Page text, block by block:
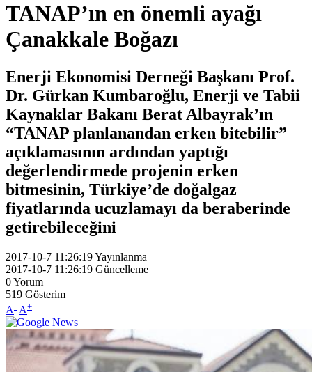
TANAP’ın en önemli ayağı
Çanakkale Boğazı
Enerji Ekonomisi Derneği Başkanı Prof.
Dr. Gürkan Kumbaroğlu, Enerji ve Tabii
Kaynaklar Bakanı Berat Albayrak’ın
“TANAP planlanandan erken bitebilir”
açıklamasının ardından yaptığı
değerlendirmede projenin erken
bitmesinin, Türkiye’de doğalgaz
fiyatlarında ucuzlamayı da beraberinde
getirebileceğini
2017-10-7 11:26:19Yayınlanma
2017-10-7 11:26:19 Güncelleme
0Yorum
519 Gösterim
A- A+